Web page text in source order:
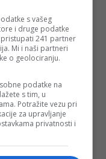
s vašeg
i druge podatke
241 partner
Mi i naši partneri
o geolociranju.
podatke na
s tim, u
Potražite vezu pri
za upravljanje
privatnosti i